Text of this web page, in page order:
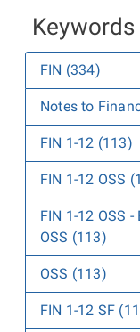
FIN (334)
Notes to
FIN 1-12 (113)
FIN 1-12 OSS
FIN 1-12 OSS
OSS (113)
OSS (113)
FIN 1-12 SF